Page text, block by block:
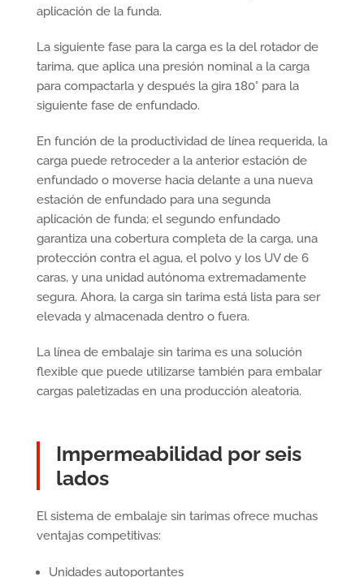
aplicación de la funda.
La siguiente fase para la carga es la del rotador de
tarima, que aplica una presión nominal a la carga
para compactarla y después la gira 180° para la
siguiente fase de enfundado.
En función de la productividad de línea requerida, la
carga puede retroceder a la anterior estación de
enfundado o moverse hacia delante a una nueva
estación de enfundado para una segunda
aplicación de funda; el segundo enfundado
garantiza una cobertura completa de la carga, una
protección contra el agua, el polvo y los UV de 6
caras, y una unidad autónoma extremadamente
segura. Ahora, la carga sin tarima está lista para ser
elevada y almacenada dentro o fuera.
La línea de embalaje sin tarima es una solución
flexible que puede utilizarse también para embalar
cargas paletizadas en una producción aleatoria.
Impermeabilidad por seis
lados
El sistema de embalaje sin tarimas ofrece muchas
ventajas competitivas:
Unidades autoportantes